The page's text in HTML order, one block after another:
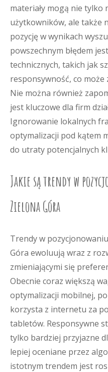
materiały mogą nie tylko
użytkowników, ale także
pozycję w wynikach
powszechnym błędem
technicznych, takich jak
responsywność, co może
Nie można również
jest kluczowe dla firm
Ignorowanie lokalnych
optymalizacji pod kątem
do utraty potencjalnych
Jakie są trendy w
Zielona Góra
Trendy w
Góra ewoluują wraz z
zmieniającymi się
Obecnie coraz większą
optymalizacji mobilnej,
korzysta z internetu za
tabletów. Responsywne
tylko bardziej przyjazne
lepiej oceniane przez
istotnym trendem jest